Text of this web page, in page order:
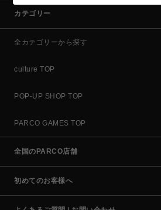
カテゴリー
全カテゴリーから探す
culture TOP
POP-UP SHOP TOP
PARCO GAMES TOP
全国のPARCO店舗
初めてのお客様へ